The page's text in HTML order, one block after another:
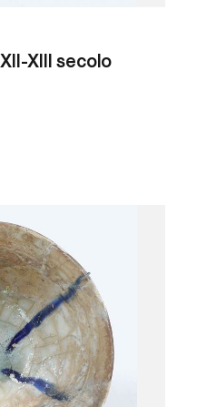
XIII secolo